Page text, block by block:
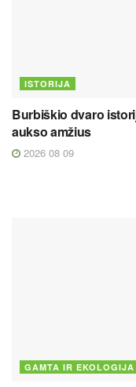
ISTORIJA
Burbiškio dvaro
aukso amžius
2026 08 09
GAMTA IR EKOLOGIJA